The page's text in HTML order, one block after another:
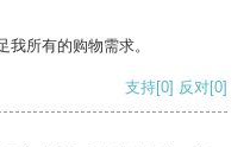
所有的购物需求。
支持[0] 反对[0]